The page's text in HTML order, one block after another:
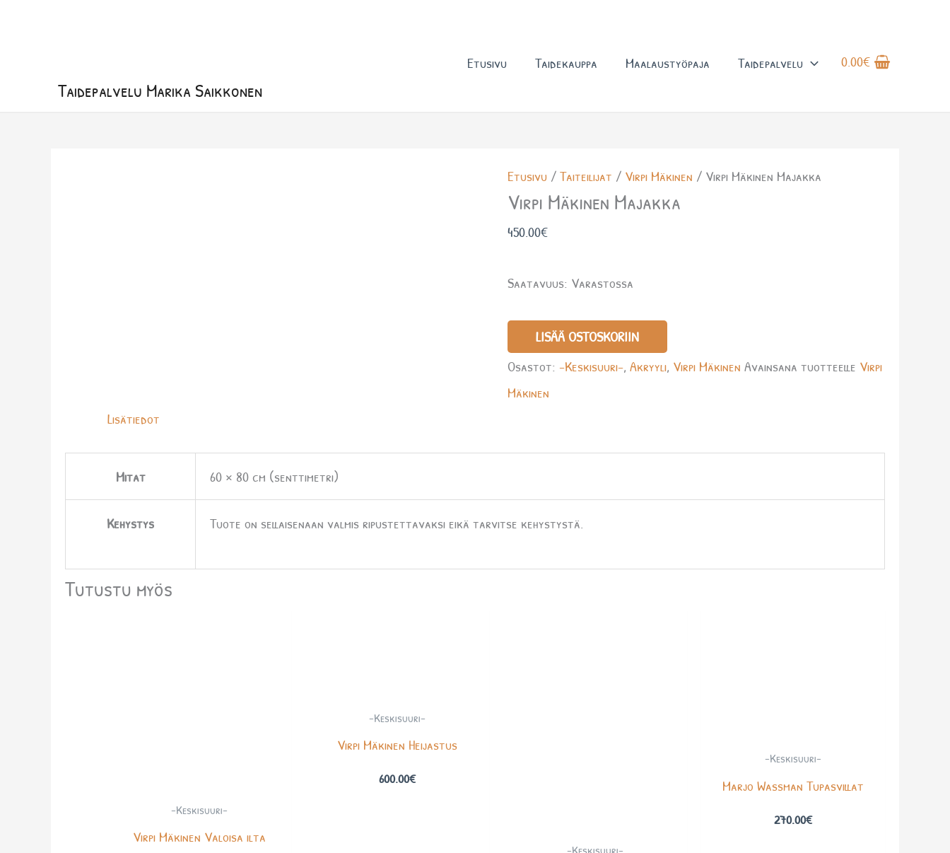
Taidepalvelu Marika Saikkonen
Etusivu Taidekauppa Maalaustyöpaja Taidepalvelu 0.00€
Etusivu /Taiteilijat / Virpi Mäkinen / Virpi Mäkinen Majakka
Virpi Mäkinen Majakka
450.00€
Saatavuus: Varastossa
Mäkinen
Majakka
määrä
LISÄÄ OSTOSKORIIN
Osastot:-Keskisuuri-,Akryyli, Virpi Mäkinen Avainsana tuotteelle Virpi
Mäkinen
Lisätiedot
Mitat 60 × 80 cm (senttimetri)
Kehystys Tuote on sellaisenaan valmis ripustettavaksi eikä tarvitse kehystystä.
Tutustu myös
-Keskisuuri-
Virpi Mäkinen Valoisa ilta
-Keskisuuri-
Virpi Mäkinen Heijastus
600.00€
-Keskisuuri-
Marjo Wassman Tupasvillat
270.00€